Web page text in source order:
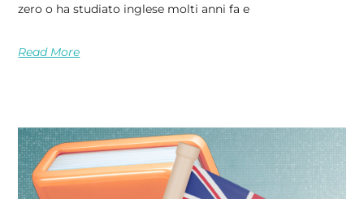
zero o ha studiato inglese molti anni fa e
Read More